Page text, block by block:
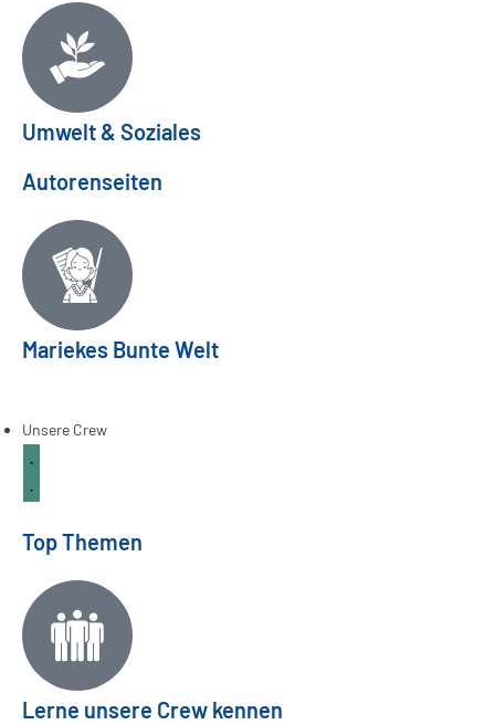
Umwelt & Soziales
Autorenseiten
Mariekes Bunte Welt
Frühlingsfeste aus aller Welt
Apr.
Unsere Crew
Top Themen
Lerne unsere Crew kennen